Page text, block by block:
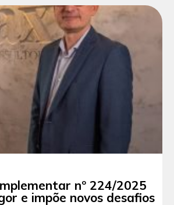
nº 224/2025
e impõe novos desafios